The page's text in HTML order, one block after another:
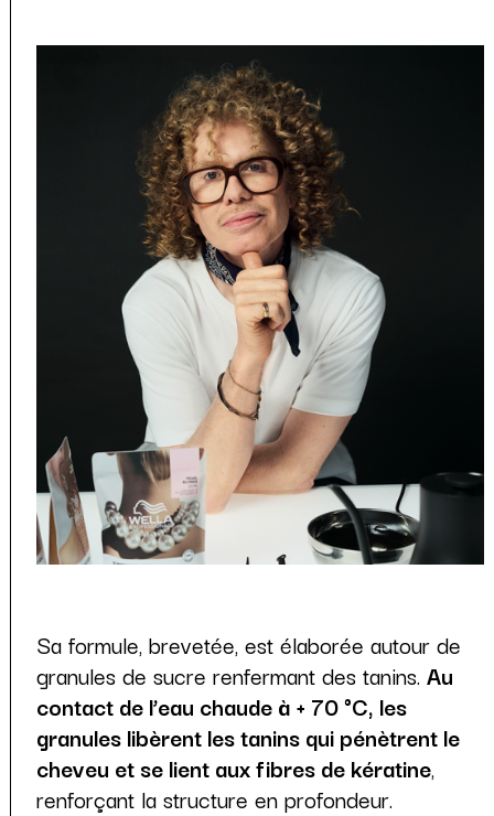
Sa formule, brevetée, est élaborée autour de
granules de sucre renfermant des tanins.Au
contact de l’eau chaude à + 70 °C, les
granules libèrent les tanins qui pénètrent le
cheveu et se lient aux fibres de kératine,
renforçant la structure en profondeur.